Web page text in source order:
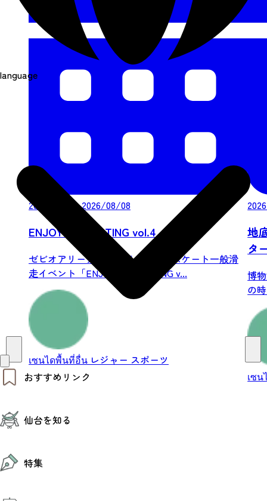
language
おすすめリンク
モデルコース
お得なチケット
仙台を知る
エリアガイド
特集
2026/08/08-2026/08/08
ENJOY ICE SKATING vol.4
ゼビオアリーナ仙台にて、アイススケート一般滑
走イベント「ENJOY ICE SKATING v...
เซนไดพื้นที่อื่น レジャー スポーツ
地
タ
博
の
の
เซ